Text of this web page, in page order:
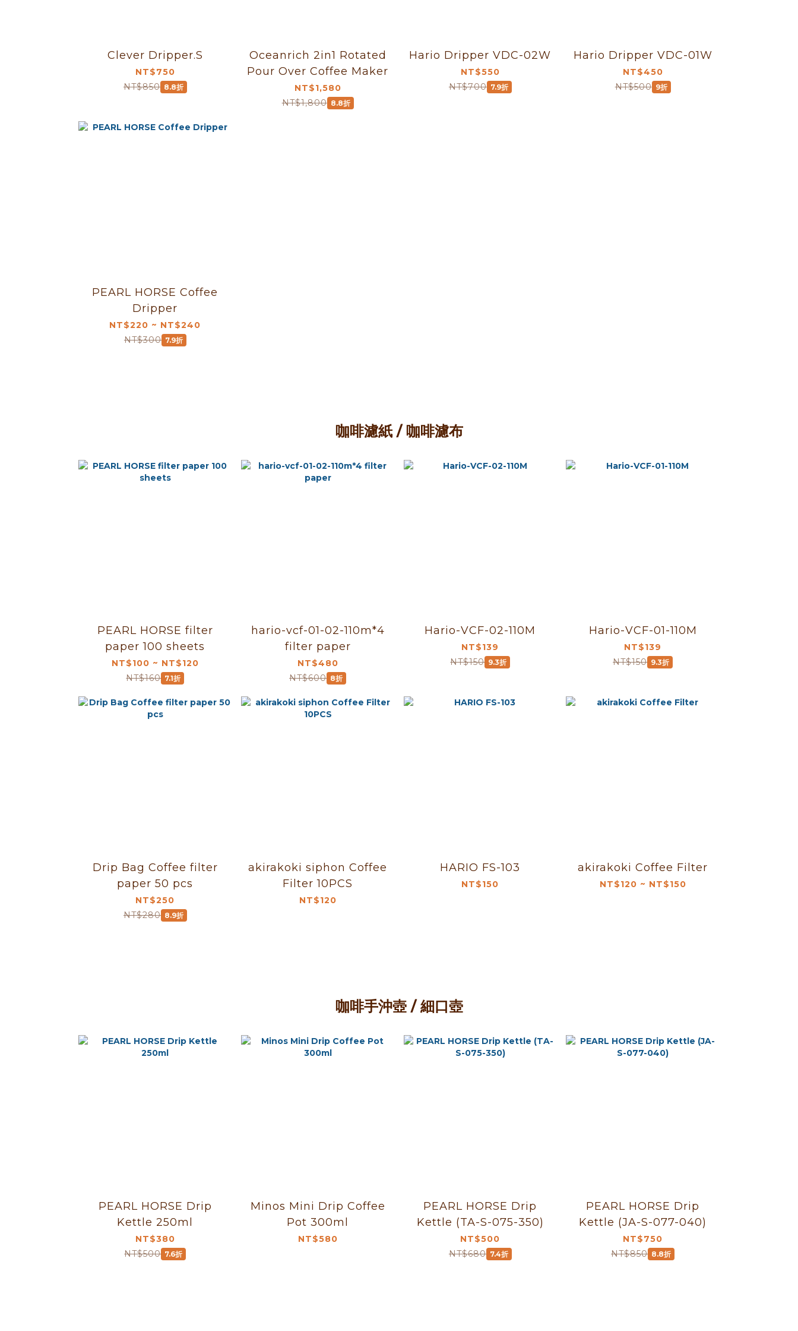
Clever Dripper.S
NT$750
NT$850 8.8折
Oceanrich 2in1 Rotated
Pour Over Coffee Maker
NT$1,580
NT$1,800 8.8折
Hario Dripper VDC-02W
NT$550
NT$700 7.9折
Hario Dripper VDC-01W
NT$450
NT$500 9折
PEARL HORSE Coffee
Dripper
NT$220 ~ NT$240
NT$300 7.9折
咖啡濾紙 / 咖啡濾布
PEARL HORSE filter
paper 100 sheets
NT$100 ~ NT$120
NT$160 7.1折
hario-vcf-01-02-110m*4
filter paper
NT$480
NT$600 8折
Hario-VCF-02-110M
NT$139
NT$150 9.3折
Hario-VCF-01-110M
NT$139
NT$150 9.3折
Drip Bag Coffee filter
paper 50 pcs
NT$250
NT$280 8.9折
akirakoki siphon Coffee
Filter 10PCS
NT$120
HARIO FS-103
NT$150
akirakoki Coffee Filter
NT$120 ~ NT$150
咖啡手沖壺 / 細口壺
PEARL HORSE Drip
Kettle 250ml
NT$380
NT$500 7.6折
Minos Mini Drip Coffee
Pot 300ml
NT$580
PEARL HORSE Drip
Kettle (TA-S-075-350)
NT$500
NT$680 7.4折
PEARL HORSE Drip
Kettle (JA-S-077-040)
NT$750
NT$850 8.8折